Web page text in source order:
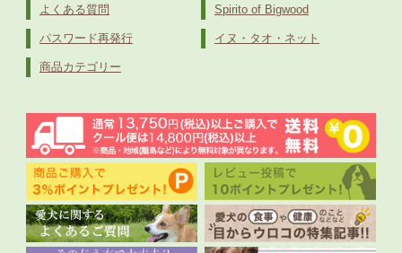
よくある質問
パスワード再発行
商品カテゴリー
Spirito of Bigwood
イヌ・タオ・ネット